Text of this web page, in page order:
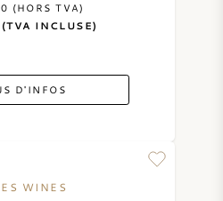
(HORS TVA)
INCLUSE)
D'INFOS
WINES